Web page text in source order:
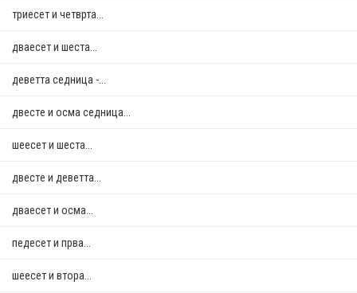
триесет и четврта...
дваесет и шеста...
деветта седница -...
двестe и осма седница...
шеесет и шеста...
двестe и деветта...
дваесет и осма...
педесет и прва...
шеесет и втора...